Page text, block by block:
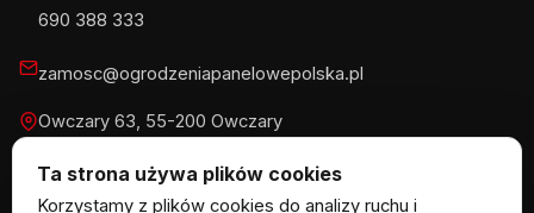
Ta strona używa plików cookies
Korzystamy z plików cookies do analizy ruchu i
690 388 333
zamosc@ogrodzeniapanelowepolska.pl
Owczary 63, 55-200 Owczary
Pn-Pt 8-16, Sb 8-13:30